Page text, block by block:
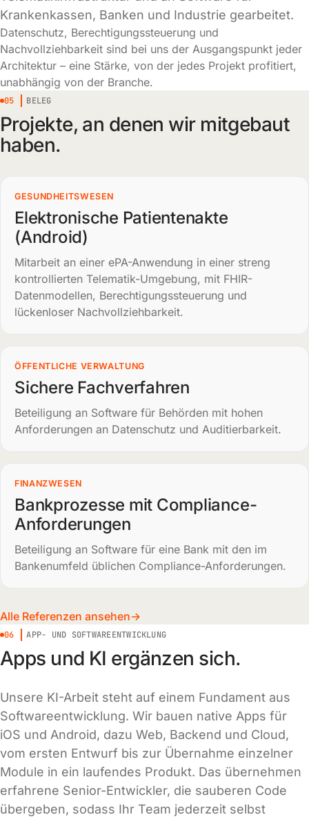
Krankenkassen, Banken und Industrie gearbeitet.
Datenschutz, Berechtigungssteuerung und
Nachvollziehbarkeit sind bei uns der Ausgangspunkt jeder
Architektur – eine Stärke, von der jedes Projekt profitiert,
unabhängig von der Branche.
05 BELEG
Projekte, an denen wir mitgebaut
haben.
GESUNDHEITSWESEN
Elektronische Patientenakte
(Android)
Mitarbeit an einer ePA-Anwendung in einer streng
kontrollierten Telematik-Umgebung, mit FHIR-
Datenmodellen, Berechtigungssteuerung und
lückenloser Nachvollziehbarkeit.
ÖFFENTLICHE VERWALTUNG
Sichere Fachverfahren
Beteiligung an Software für Behörden mit hohen
Anforderungen an Datenschutz und Auditierbarkeit.
FINANZWESEN
Bankprozesse mit Compliance-
Anforderungen
Beteiligung an Software für eine Bank mit den im
Bankenumfeld üblichen Compliance-Anforderungen.
Alle Referenzen ansehen
06 APP- UND SOFTWAREENTWICKLUNG
Apps und KI ergänzen sich.
Unsere KI-Arbeit steht auf einem Fundament aus
Softwareentwicklung. Wir bauen native Apps für
iOS und Android, dazu Web, Backend und Cloud,
vom ersten Entwurf bis zur Übernahme einzelner
Module in ein laufendes Produkt. Das übernehmen
erfahrene Senior-Entwickler, die sauberen Code
übergeben, sodass Ihr Team jederzeit selbst